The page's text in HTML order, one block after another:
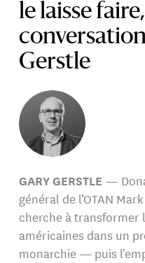
le laisse
Gerstle
GARY GERSTLE —
général de l’OTAN
cherche à transformer
américaines dans un
monarchie — puis